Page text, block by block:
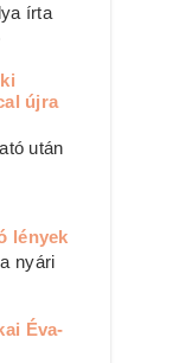
írta
újra
után
lények
nyári
Éva-